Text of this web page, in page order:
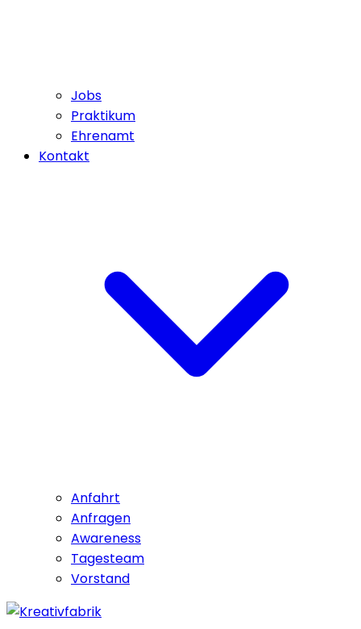
Jobs
Praktikum
Ehrenamt
Kontakt
Anfahrt
Anfragen
Awareness
Tagesteam
Vorstand